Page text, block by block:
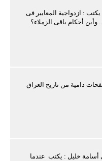
يكتب : ازدواجية المعايير فى
وأين أحكام باقى الزملاء؟
دامية من تاريخ العراق
أسامة خليل : يكتب عندما